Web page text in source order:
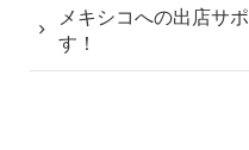
メキシコへの出店サ
す！